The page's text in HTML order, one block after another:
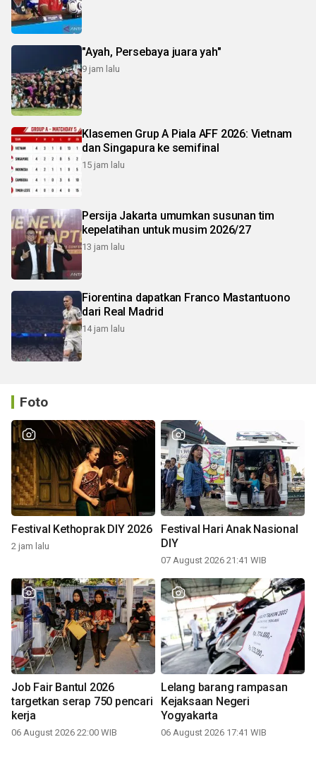
"Ayah, Persebaya juara yah"
9 jam lalu
Klasemen Grup A Piala AFF 2026: Vietnam
dan Singapura ke semifinal
15 jam lalu
Persija Jakarta umumkan susunan tim
kepelatihan untuk musim 2026/27
13 jam lalu
Fiorentina dapatkan Franco Mastantuono
dari Real Madrid
14 jam lalu
Foto
Festival Kethoprak DIY 2026
2 jam lalu
Festival Hari Anak Nasional
DIY
07 August 2026 21:41 WIB
Job Fair Bantul 2026
targetkan serap 750 pencari
kerja
06 August 2026 22:00 WIB
Lelang barang rampasan
Kejaksaan Negeri
Yogyakarta
06 August 2026 17:41 WIB